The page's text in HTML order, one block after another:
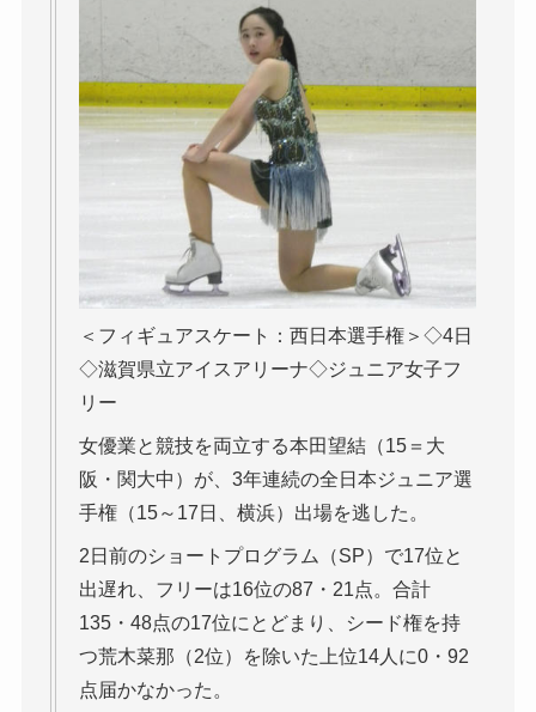
＜フィギュアスケート：西日本選手権＞◇4日
◇滋賀県立アイスアリーナ◇ジュニア女子フ
リー
女優業と競技を両立する本田望結（15＝大
阪・関大中）が、3年連続の全日本ジュニア選
手権（15～17日、横浜）出場を逃した。
2日前のショートプログラム（SP）で17位と
出遅れ、フリーは16位の87・21点。合計
135・48点の17位にとどまり、シード権を持
つ荒木菜那（2位）を除いた上位14人に0・92
点届かなかった。